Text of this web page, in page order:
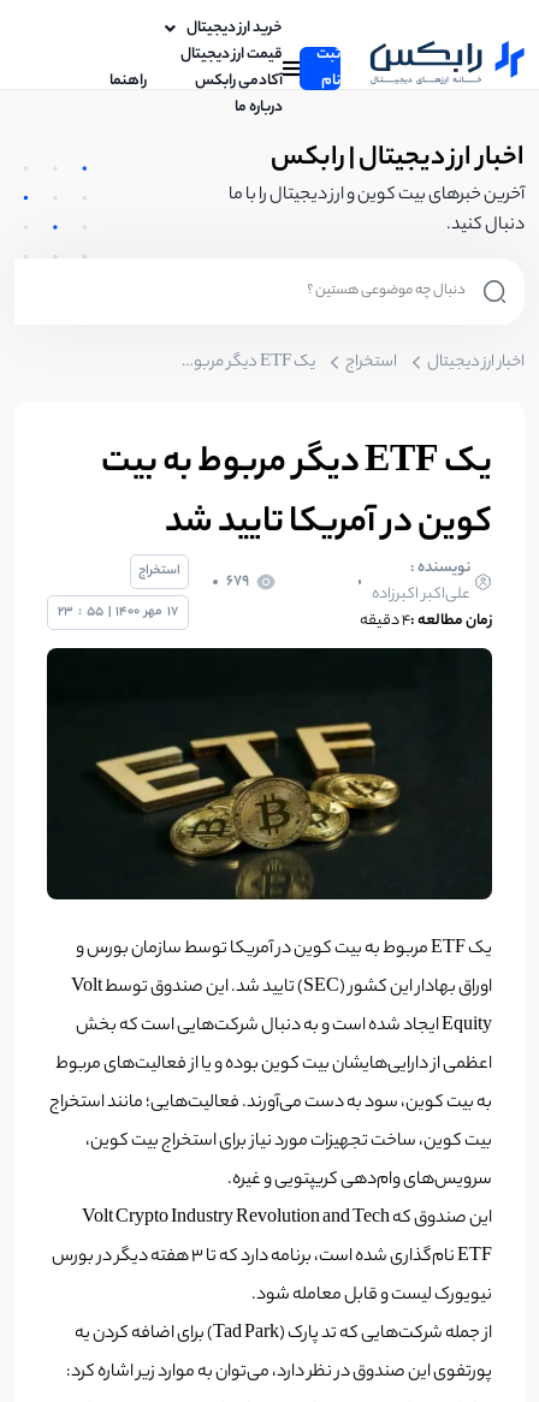
ثبت
نام
خرید ارز دیجیتال
قیمت ارز دیجیتال
آکادمی رابکس
راهنما
درباره ما
اخبار ارز دیجیتال | رابکس
آخرین خبرهای بیت کوین و ارز دیجیتال را با ما
دنبال کنید.
اخبار ارز دیجیتال استخراج یک ETF دیگر مربوط به بیت کوین در آمریکا تایید شد
یک ETF دیگر مربوط به بیت
کوین در آمریکا تایید شد
نویسنده :
علی‌اکبر اکبرزاده
679
زمان مطالعه :4 دقیقه
استخراج
17 مهر 1400
|
55
:
23
یک ETF مربوط به بیت کوین در آمریکا توسط سازمان بورس و
اوراق بهادار این کشور (SEC) تایید شد. این صندوق توسط Volt
Equity ایجاد شده است و به دنبال شرکت‌هایی است که بخش
اعظمی از دارایی‌هایشان بیت کوین بوده و یا از فعالیت‌های مربوط
به بیت کوین، سود به دست می‌آورند. فعالیت‌هایی؛ مانند استخراج
بیت کوین، ساخت تجهیزات مورد نیاز برای استخراج بیت کوین،
سرویس‌های وام‌دهی کریپتویی و غیره.
این صندوق که Volt Crypto Industry Revolution and Tech
ETF نام‌گذاری شده است، برنامه دارد که تا 3 هفته دیگر در بورس
نیویورک لیست و قابل معامله شود.
از جمله شرکت‌هایی که تد پارک (Tad Park) برای اضافه کردن یه
پورتفوی این صندوق در نظر دارد، می‌توان به موارد زیر اشاره کرد: